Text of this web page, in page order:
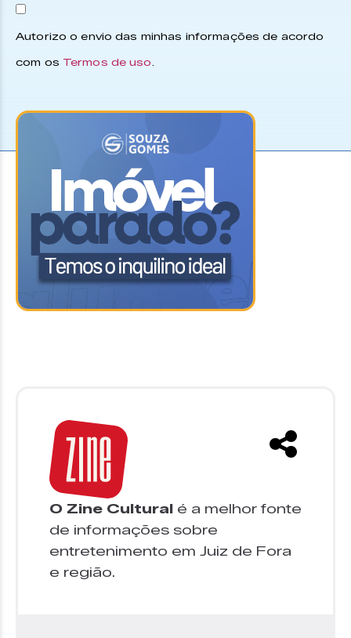
Autorizo o envio das minhas informações de acordo
com os Termos de uso.
O Zine Cultural é a melhor fonte
de informações sobre
entretenimento em Juiz de Fora
e região.